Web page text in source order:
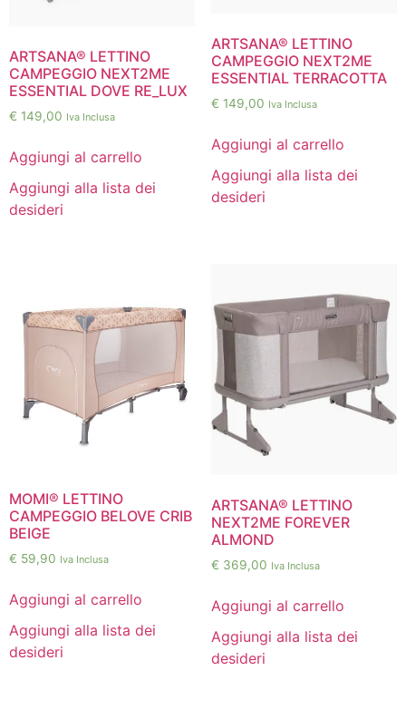
ARTSANA® LETTINO
CAMPEGGIO NEXT2ME
ESSENTIAL DOVE RE_LUX
€ 149,00 Iva Inclusa
Aggiungi al carrello
Aggiungi alla lista dei
desideri
ARTSANA® LETTINO
CAMPEGGIO NEXT2ME
ESSENTIAL TERRACOTTA
€ 149,00 Iva Inclusa
Aggiungi al carrello
Aggiungi alla lista dei
desideri
MOMI® LETTINO
CAMPEGGIO BELOVE CRIB
BEIGE
€ 59,90 Iva Inclusa
Aggiungi al carrello
Aggiungi alla lista dei
desideri
ARTSANA® LETTINO
NEXT2ME FOREVER
ALMOND
€ 369,00 Iva Inclusa
Aggiungi al carrello
Aggiungi alla lista dei
desideri